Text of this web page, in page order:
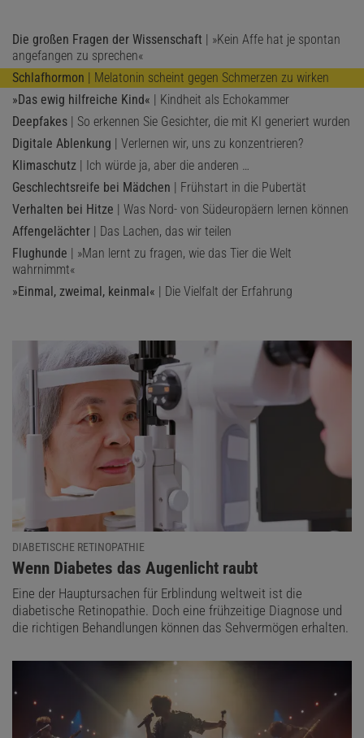
Die großen Fragen der Wissenschaft | »Kein Affe hat je spontan
angefangen zu sprechen«
Schlafhormon | Melatonin scheint gegen Schmerzen zu wirken
»Das ewig hilfreiche Kind« | Kindheit als Echokammer
Deepfakes | So erkennen Sie Gesichter, die mit KI generiert wurden
Digitale Ablenkung | Verlernen wir, uns zu konzentrieren?
Klimaschutz | Ich würde ja, aber die anderen …
Geschlechtsreife bei Mädchen | Frühstart in die Pubertät
Verhalten bei Hitze | Was Nord- von Südeuropäern lernen können
Affengelächter | Das Lachen, das wir teilen
Flughunde | »Man lernt zu fragen, wie das Tier die Welt
wahrnimmt«
»Einmal, zweimal, keinmal« | Die Vielfalt der Erfahrung
DIABETISCHE RETINOPATHIE
:
Wenn Diabetes das Augenlicht raubt
Eine der Hauptursachen für Erblindung weltweit ist die
diabetische Retinopathie. Doch eine frühzeitige Diagnose und
die richtigen Behandlungen können das Sehvermögen erhalten.